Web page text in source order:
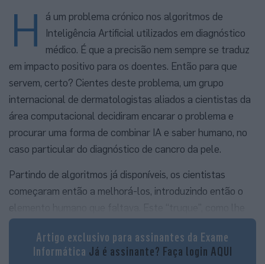
H
á um problema crónico nos algoritmos de
Inteligência Artificial utilizados em diagnóstico
médico. É que a precisão nem sempre se traduz
em impacto positivo para os doentes. Então para que
servem, certo? Cientes deste problema, um grupo
internacional de dermatologistas aliados a cientistas da
área computacional decidiram encarar o problema e
procurar uma forma de combinar IA e saber humano, no
caso particular do diagnóstico de cancro da pele.
Partindo de algoritmos já disponíveis, os cientistas
começaram então a melhorá-los, introduzindo então o
elemento humano que faltava. Este “truque”, como lhe
chama Catarina Barata, investigadora do Instituto de
Sistemas e Robótica do Técnico e uma das autoras do
trabalho, consistiu em atribuir uma ponderação a cada
Artigo exclusivo para assinantes da Exame
Informática Já é assinante? Faça login AQUI